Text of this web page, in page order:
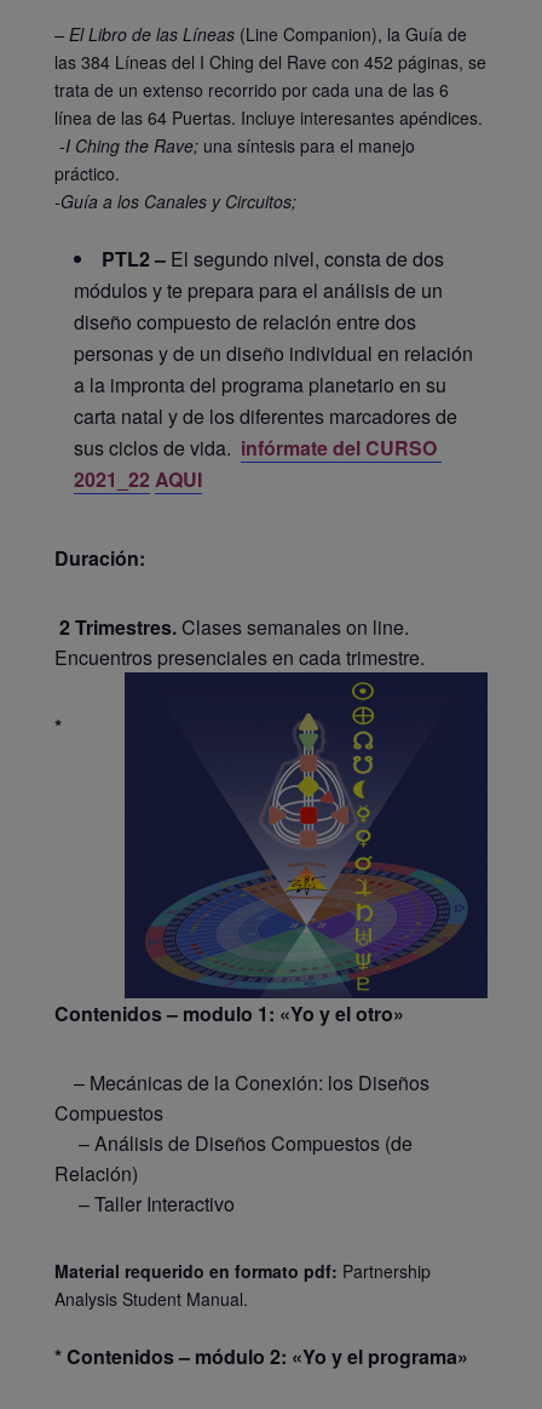
– El Libro de las Líneas (Line Companion), la Guía de
las 384 Líneas del I Ching del Rave con 452 páginas, se
trata de un extenso recorrido por cada una de las 6
línea de las 64 Puertas. Incluye interesantes apéndices.
-I Ching the Rave;una síntesis para el manejo
práctico.
-Guía a los Canales y Circuitos;
PTL2 – El segundo nivel, consta de dos
módulos y te prepara para el análisis de un
diseño compuesto de relación entre dos
personas y de un diseño individual en relación
a la impronta del programa planetario en su
carta natal y de los diferentes marcadores de
sus ciclos de vida. infórmate del CURSO
2021_22 AQUI
Duración:
2 Trimestres.Clases semanales on line.
Encuentros presenciales en cada trimestre.
*
Contenidos – modulo 1: «Yo y el otro»
– Mecánicas de la Conexión: los Diseños
Compuestos
– Análisis de Diseños Compuestos (de
Relación)
– Taller Interactivo
Material requerido en formato pdf: Partnership
Analysis Student Manual.
* Contenidos – módulo 2: «Yo y el programa»